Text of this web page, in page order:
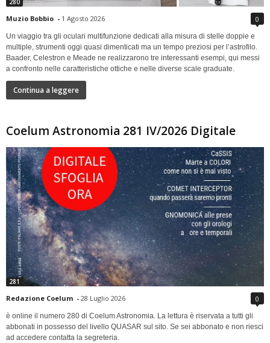
280
Muzio Bobbio - 1 Agosto 2026 0
Un viaggio tra gli oculari multifunzione dedicati alla misura di stelle doppie e
multiple, strumenti oggi quasi dimenticati ma un tempo preziosi per l’astrofilo.
Baader, Celestron e Meade ne realizzarono tre interessanti esempi, qui messi
a confronto nelle caratteristiche ottiche e nelle diverse scale graduate.
Continua a leggere
Coelum Astronomia 281 IV/2026 Digitale
281
Redazione Coelum - 28 Luglio 2026 0
è online il numero 280 di Coelum Astronomia. La lettura è riservata a tutti gli
abbonati in possesso del livello QUASAR sul sito. Se sei abbonato e non riesci
ad accedere contatta la segreteria.